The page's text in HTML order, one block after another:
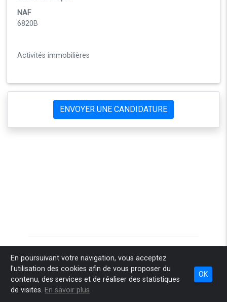
Combien ça coûte Nos engagements Espace recruteur
Espace conseil Contact
NAF
6820B
Activités immobilières
ENVOYER UNE CANDIDATURE
En poursuivant votre navigation, vous acceptez
l'utilisation des cookies afin de vous proposer du
contenu, des services et de réaliser des statistiques
de visites. En savoir plus
OK